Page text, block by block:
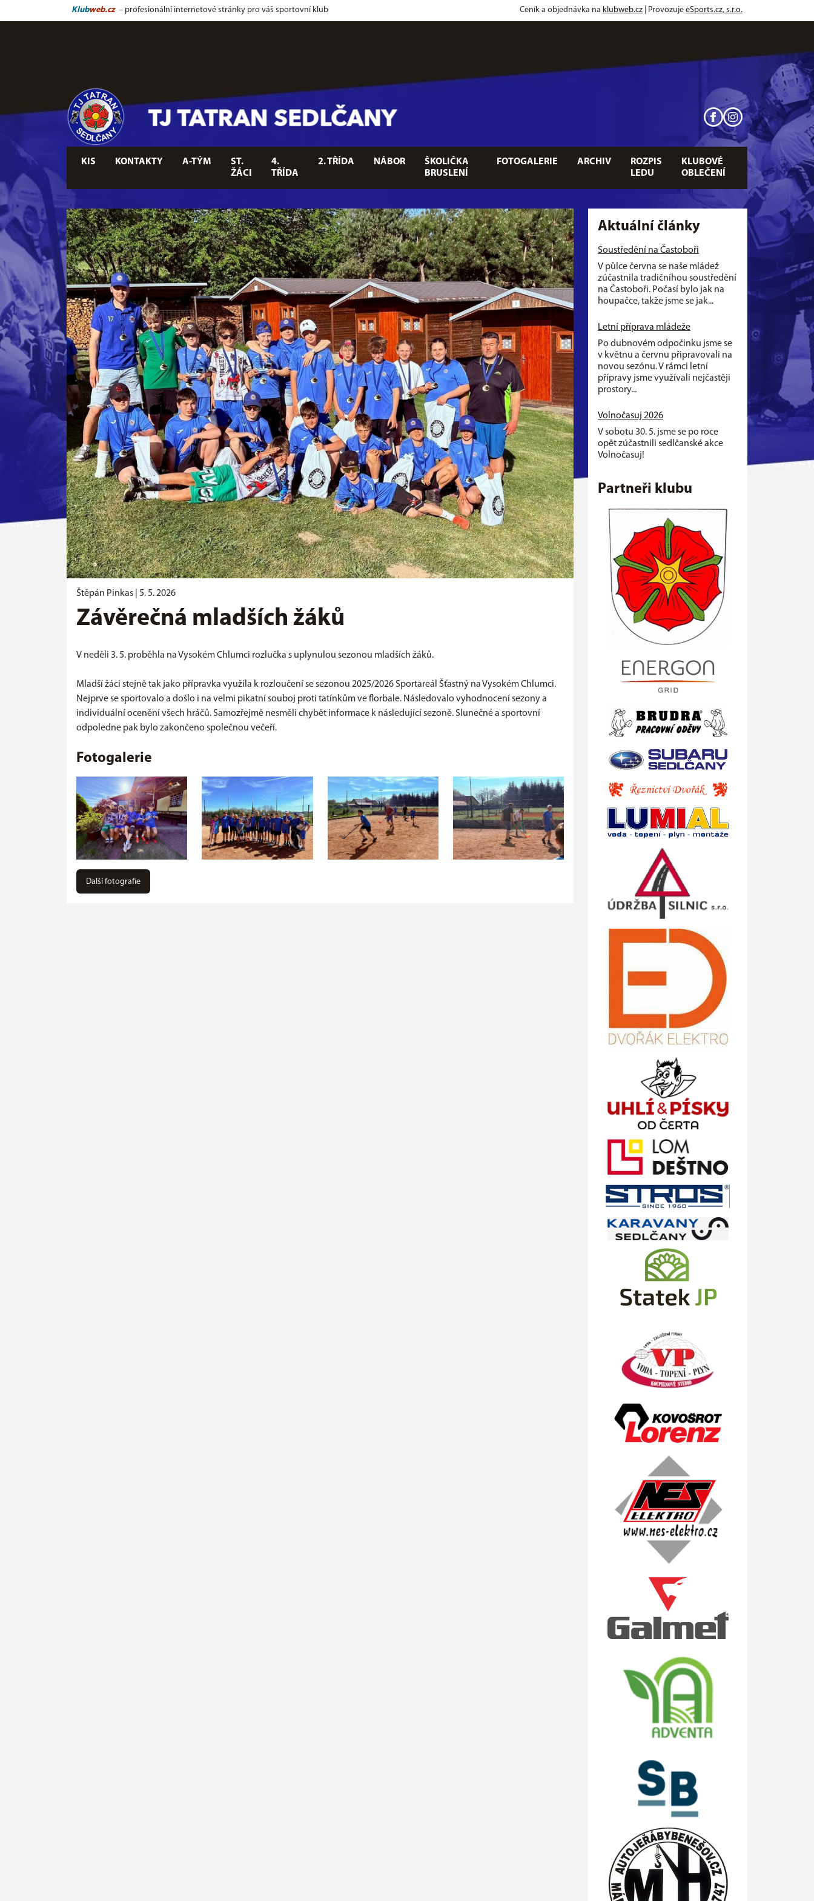
Klubweb.cz – profesionální internetové stránky pro váš sportovní klub Ceník a objednávka na klubweb.cz | Provozuje eSports.cz, s.r.o.
KIS KONTAKTY A-TÝM
ST.
ŽÁCI
4.
TŘÍDA
2. TŘÍDA NÁBOR
ŠKOLIČKA
BRUSLENÍ
FOTOGALERIE ARCHIV
ROZPIS
LEDU
KLUBOVÉ
OBLEČENÍ
Štěpán Pinkas | 5. 5. 2026
Závěrečná mladších žáků
V neděli 3. 5. proběhla na Vysokém Chlumci rozlučka s uplynulou sezonou mladších žáků.
Mladší žáci stejně tak jako přípravka využila k rozloučení se sezonou 2025/2026 Sportareál Šťastný na Vysokém Chlumci.
Nejprve se sportovalo a došlo i na velmi pikatní souboj proti tatínkům ve florbale. Následovalo vyhodnocení sezony a
individuální ocenění všech hráčů. Samozřejmě nesměli chybět informace k následující sezoně. Slunečné a sportovní
odpoledne pak bylo zakončeno společnou večeří.
Fotogalerie
Další fotografie
Aktuální články
Soustředění na Častoboři
V půlce června se naše mládež
zúčastnila tradičníhou soustředění
na Častoboři. Počasí bylo jak na
houpačce, takže jsme se jak...
Letní příprava mládeže
Po dubnovém odpočinku jsme se
v květnu a červnu připravovali na
novou sezónu. V rámci letní
přípravy jsme využívali nejčastěji
prostory...
Volnočasuj 2026
V sobotu 30. 5. jsme se po roce
opět zúčastnili sedlčanské akce
Volnočasuj!
Partneři klubu